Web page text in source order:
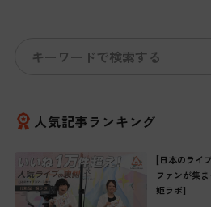
人気記事ランキング
[日本のライ
ファンが集
姫ラボ】